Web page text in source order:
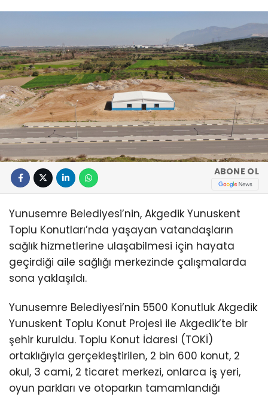
ABONE OL
Yunusemre Belediyesi’nin, Akgedik Yunuskent
Toplu Konutları’nda yaşayan vatandaşların
sağlık hizmetlerine ulaşabilmesi için hayata
geçirdiği aile sağlığı merkezinde çalışmalarda
sona yaklaşıldı.
Yunusemre Belediyesi’nin 5500 Konutluk Akgedik
Yunuskent Toplu Konut Projesi ile Akgedik’te bir
şehir kuruldu. Toplu Konut İdaresi (TOKİ)
ortaklığıyla gerçekleştirilen, 2 bin 600 konut, 2
okul, 3 cami, 2 ticaret merkezi, onlarca iş yeri,
oyun parkları ve otoparkın tamamlandığı